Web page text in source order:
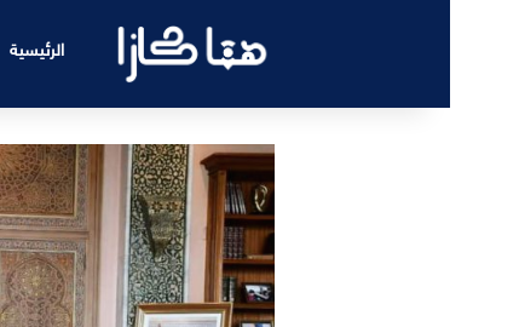
الرئيسية